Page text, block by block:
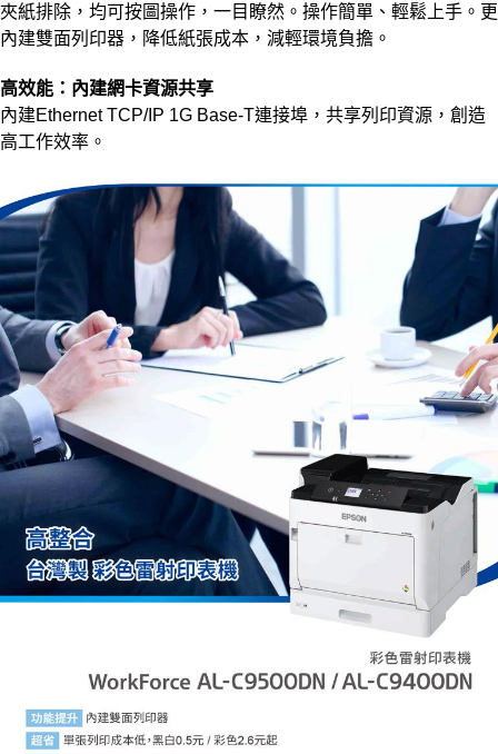
夾紙排除，均可按圖操作，一目瞭然。操作簡單、輕鬆上手。更
內建雙面列印器，降低紙張成本，減輕環境負擔。
高效能：內建網卡資源共享
內建Ethernet TCP/IP 1G Base-T連接埠，共享列印資源，創造
高工作效率。